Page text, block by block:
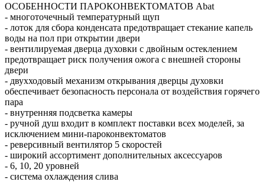
ОСОБЕННОСТИ ПАРОКОНВЕКТОМАТОВ Abat
- многоточечный температурный щуп
- лоток для сбора конденсата предотвращает стекание капель
воды на пол при открытии двери
- вентилируемая дверца духовки с двойным остеклением
предотвращает риск получения ожога с внешней стороны
двери
- двухходовый механизм открывания дверцы духовки
обеспечивает безопасность персонала от воздействия горячего
пара
- внутренняя подсветка камеры
- ручной душ входит в комплект поставки всех моделей, за
исключением мини-пароконвектоматов
- реверсивный вентилятор 5 скоростей
- широкий ассортимент дополнительных аксессуаров
- 6, 10, 20 уровней
- система охлаждения слива